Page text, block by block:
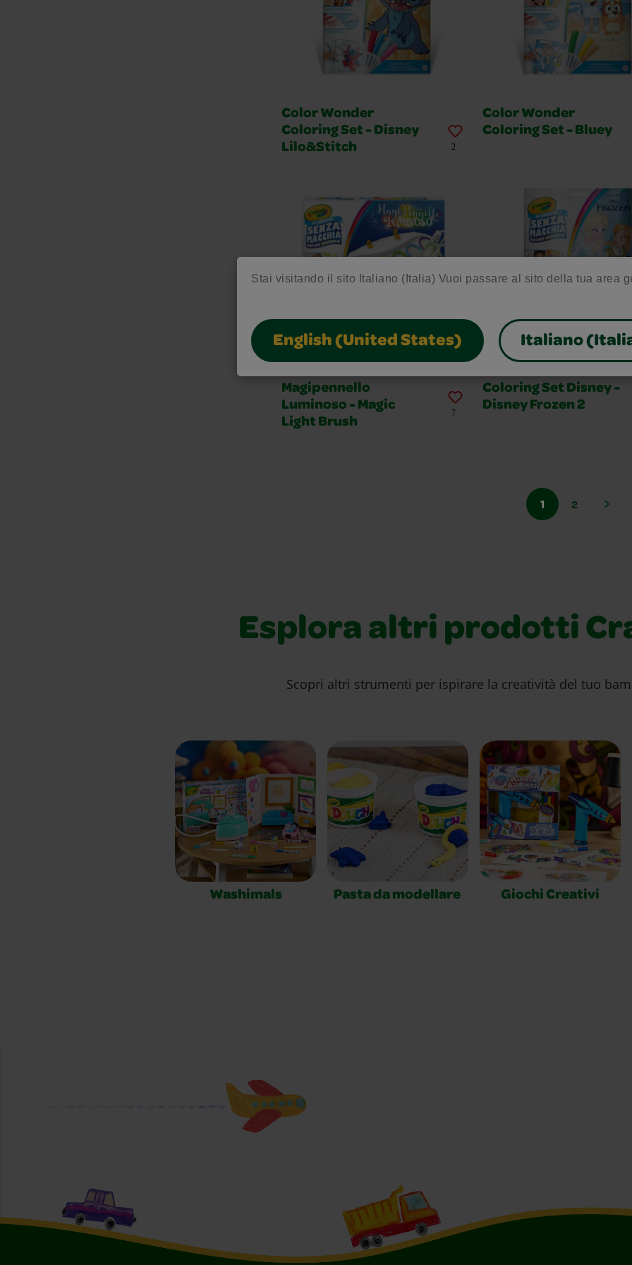
Stai visitando il sito Italiano (Italia) Vuoi passare al sito della tua area
English (United States) Italiano
Color Wonder
Coloring Set - Disney
Lilo&Stitch
2
Color Wonder
Coloring Set - Bluey
Magipennello
Luminoso - Magic
Light Brush
7
Coloring Set Disney -
Disney Frozen 2
1 2
Esplora altri prodotti
Scopri altri strumenti per ispirare la creatività del tuo
Washimals Pasta da modellare Giochi Creativi